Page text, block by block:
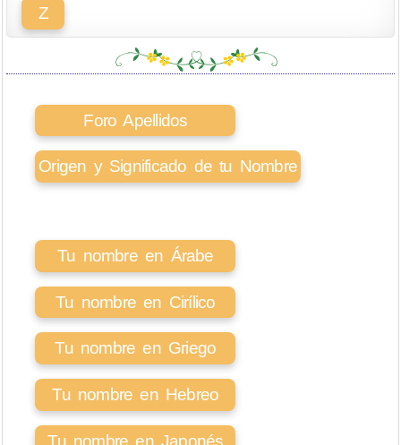
Z
Foro Apellidos
Origen y Significado de tu Nombre
Tu nombre en Árabe
Tu nombre en Cirílico
Tu nombre en Griego
Tu nombre en Hebreo
Tu nombre en Japonés